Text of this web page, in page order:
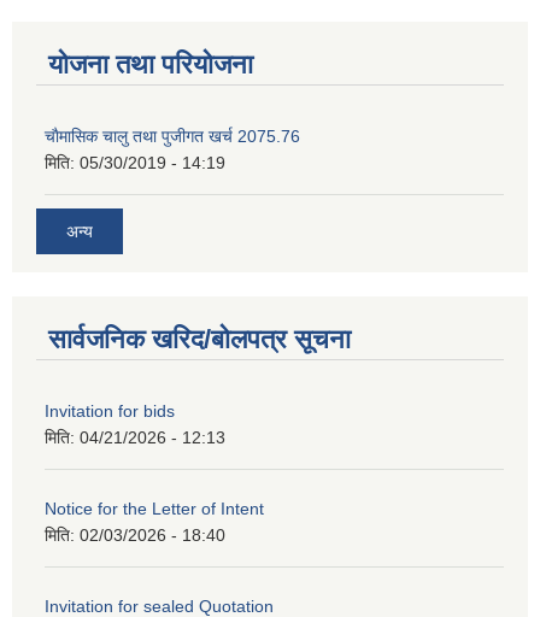
योजना तथा परियोजना
चाैमासिक चालु तथा पुजीगत खर्च 2075.76
मिति: 05/30/2019 - 14:19
अन्य
सार्वजनिक खरिद/बोलपत्र सूचना
Invitation for bids
मिति: 04/21/2026 - 12:13
Notice for the Letter of Intent
मिति: 02/03/2026 - 18:40
Invitation for sealed Quotation